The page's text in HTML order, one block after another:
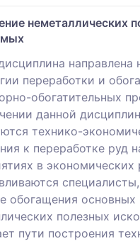
неметаллических
направлена
переработки и
обогатительных
данной
технико-
к переработке руд
в экономических
обогащения основных
полезных
пути построения